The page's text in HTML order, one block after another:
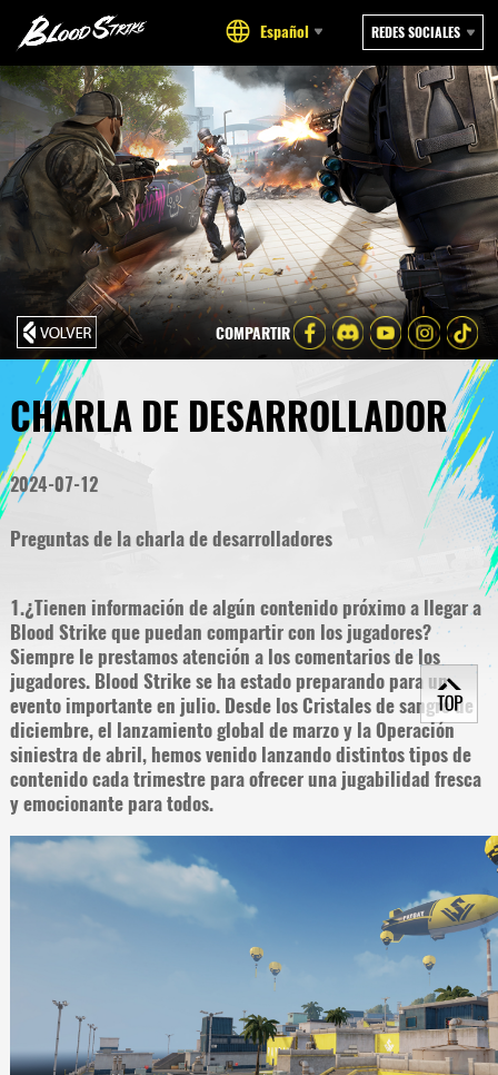
Español REDES SOCIALES
COMPARTIR
CHARLA DE DESARROLLADOR
2024-07-12
Preguntas de la charla de desarrolladores
1.¿Tienen información de algún contenido próximo a llegar a
Blood Strike que puedan compartir con los jugadores?
Siempre le prestamos atención a los comentarios de los
jugadores. Blood Strike se ha estado preparando para un
evento importante en julio. Desde los Cristales de sangre de
diciembre, el lanzamiento global de marzo y la Operación
siniestra de abril, hemos venido lanzando distintos tipos de
contenido cada trimestre para ofrecer una jugabilidad fresca
y emocionante para todos.